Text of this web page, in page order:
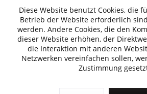
Diese Website benutzt Cookies, die
Betrieb der Website erforderlich
werden. Andere Cookies, die den
dieser Website erhöhen, der
die Interaktion mit anderen
Netzwerken vereinfachen sollen,
Zustimmung